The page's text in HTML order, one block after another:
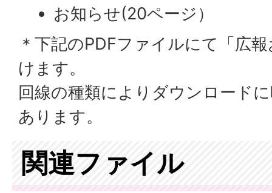
お知らせ(20ページ）
＊下記のPDFファイルにて「広
けます。
回線の種類によりダウンロード
あります。
関連ファイル